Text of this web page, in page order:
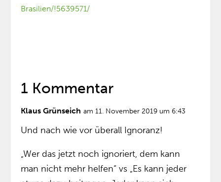
Brasilien/!5639571/
1 Kommentar
Klaus Grünseich am 11. November 2019 um 6:43
Und nach wie vor überall Ignoranz!
„Wer das jetzt noch ignoriert, dem kann
man nicht mehr helfen“ vs „Es kann jeder